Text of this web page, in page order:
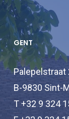
GENT
Palepelstraat
B-9830 Sint-
T +32 9 324